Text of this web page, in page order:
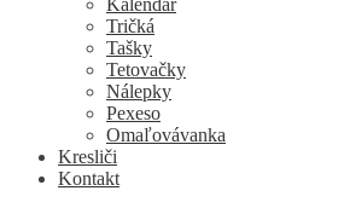
Kalendár
Tričká
Tašky
Tetovačky
Nálepky
Pexeso
Omaľovávanka
Kresliči
Kontakt